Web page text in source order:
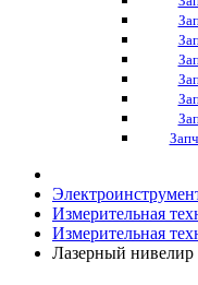
Измерительная
Измерительная
Лазерный